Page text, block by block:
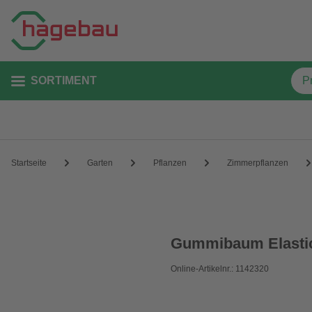
SORTIMENT
Startseite Garten Pflanzen Zimmerpflanzen
Gummibaum
Online-Artikelnr.: 1142320